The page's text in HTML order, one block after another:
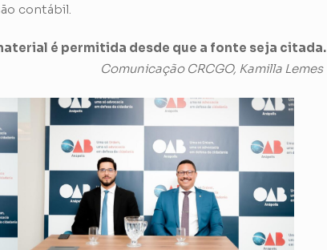
contábil.
é permitida desde que a fonte seja citada.
Comunicação CRCGO, Kamilla Lemes